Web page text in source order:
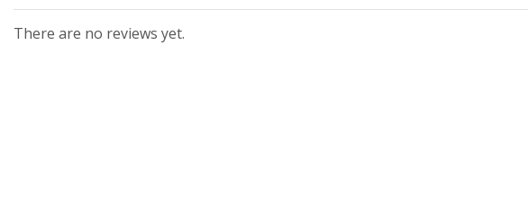
There are no reviews yet.